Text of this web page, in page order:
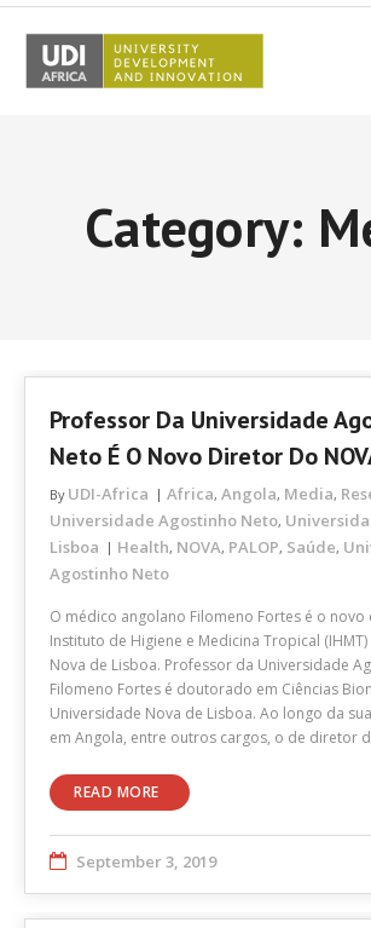
Events
Testimonials
Contact Us
Category:
Professor Da Universidade
Neto É O Novo Diretor Do
By UDI-Africa Africa, Angola, Media,
Universidade Agostinho Neto,
Lisboa
Health, NOVA, PALOP, Saúde,
Agostinho Neto
O médico angolano Filomeno Fortes é o
Instituto de Higiene e Medicina Tropical
Nova de Lisboa. Professor da Universidade
Filomeno Fortes é doutorado em Ciências
Universidade Nova de Lisboa. Ao longo da
em Angola, entre outros cargos, o de diretor
READ MORE
September 3, 2019